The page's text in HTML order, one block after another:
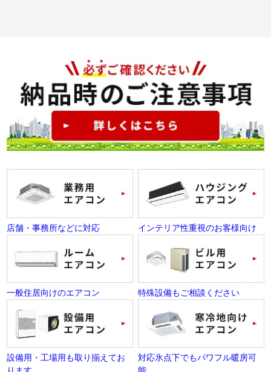
店舗・事務所などに対応 インテリア性重視のお客様向け
一般住居向けのエアコン 特殊設備もご相談ください
設備用・工場用も取り揃えてお
対応氷点下でもパワフル暖房可